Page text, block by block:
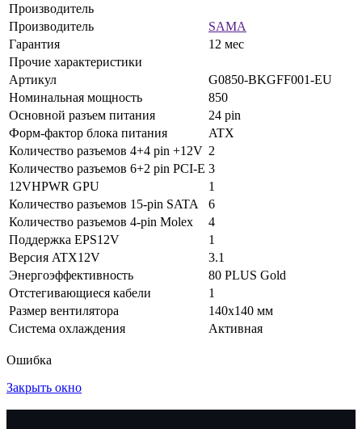
Производитель
Производитель
SAMA
Гарантия
12 мес
Прочие характеристики
Артикул
G0850-BKGFF001-EU
Номинальная мощность
850
Основной разъем питания
24 pin
Форм-фактор блока питания
ATX
Количество разъемов 4+4 pin +12V 2
Количество разъемов 6+2 pin PCI-E 3
12VHPWR GPU
1
Количество разъемов 15-pin SATA
6
Количество разъемов 4-pin Molex
4
Поддержка EPS12V
1
Версия ATX12V
3.1
Энергоэффективность
80 PLUS Gold
Отстегивающиеся кабели
1
Размер вентилятора
140x140 мм
Система охлаждения
Активная
Ошибка
Закрыть окно